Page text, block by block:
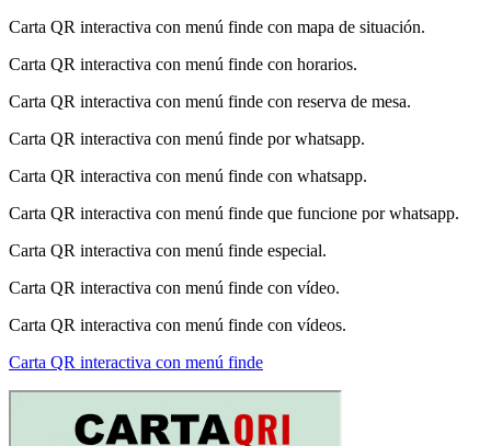
Carta QR interactiva con menú finde con mapa de situación.
Carta QR interactiva con menú finde con horarios.
Carta QR interactiva con menú finde con reserva de mesa.
Carta QR interactiva con menú finde por whatsapp.
Carta QR interactiva con menú finde con whatsapp.
Carta QR interactiva con menú finde que funcione por whatsapp.
Carta QR interactiva con menú finde especial.
Carta QR interactiva con menú finde con vídeo.
Carta QR interactiva con menú finde con vídeos.
Carta QR interactiva con menú finde